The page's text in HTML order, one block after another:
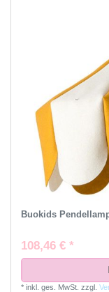
Buokids
108,46 € *
* inkl. ges. MwSt. zzgl.